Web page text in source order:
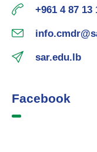
+961 4 87 13
sar.edu.lb
Facebook